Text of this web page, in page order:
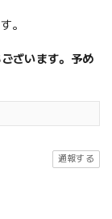
。
ざいます。予め
通報する